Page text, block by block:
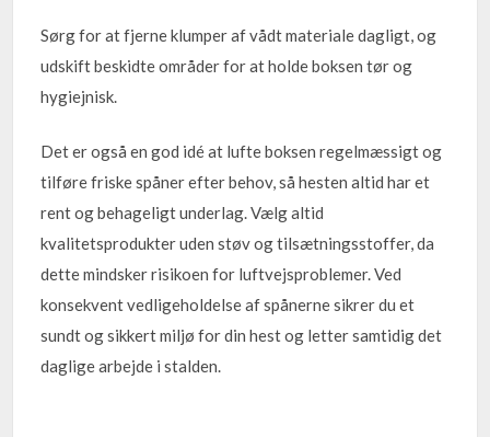
Sørg for at fjerne klumper af vådt materiale dagligt, og
udskift beskidte områder for at holde boksen tør og
hygiejnisk.
Det er også en god idé at lufte boksen regelmæssigt og
tilføre friske spåner efter behov, så hesten altid har et
rent og behageligt underlag. Vælg altid
kvalitetsprodukter uden støv og tilsætningsstoffer, da
dette mindsker risikoen for luftvejsproblemer. Ved
konsekvent vedligeholdelse af spånerne sikrer du et
sundt og sikkert miljø for din hest og letter samtidig det
daglige arbejde i stalden.